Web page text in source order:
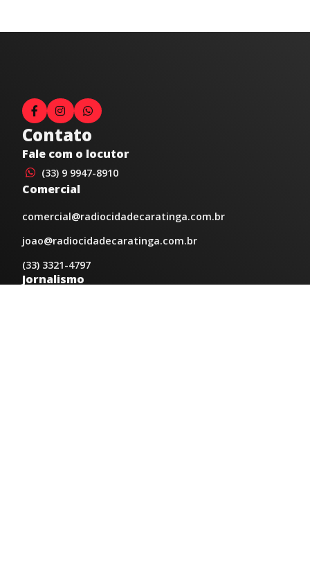
Contato
Fale com o locutor
(33) 9 9947-8910
Comercial
comercial@radiocidadecaratinga.com.br
joao@radiocidadecaratinga.com.br
(33) 3321-4797
Jornalismo